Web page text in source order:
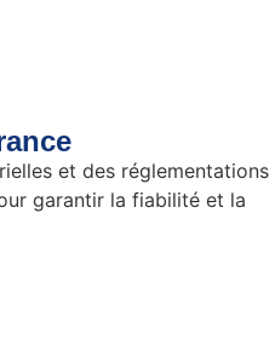
et des réglementations
garantir la fiabilité et la